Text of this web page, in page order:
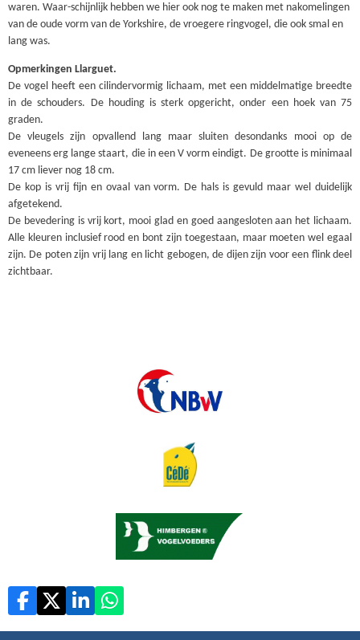
waren. Waar-schijnlijk hebben we hier ook nog te maken met nakomelingen
van de oude vorm van de Yorkshire, de vroegere ringvogel, die ook smal en
lang was.
Opmerkingen Llarguet.
De vogel heeft een cilindervormig lichaam, met een middelmatige breedte
in de schouders. De houding is sterk opgericht, onder een hoek van 75
graden.
De vleugels zijn opvallend lang maar sluiten desondanks mooi op de
eveneens erg lange staart, die in een V vorm eindigt. De grootte is minimaal
17 cm liever nog 18 cm.
De kop is vrij fijn en ovaal van vorm. De hals is gevuld maar wel duidelijk
afgetekend.
De bevedering is vrij kort, mooi glad en goed aangesloten aan het lichaam.
Alle kleuren inclusief rood en bont zijn toegestaan, maar moeten wel egaal
zijn. De poten zijn vrij lang en licht gebogen, de dijen zijn voor een flink deel
zichtbaar.